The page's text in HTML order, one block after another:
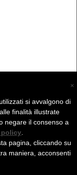
-
×
si avvalgono di
finalità illustrate
negare il consenso a
pagina, cliccando su
maniera, acconsenti